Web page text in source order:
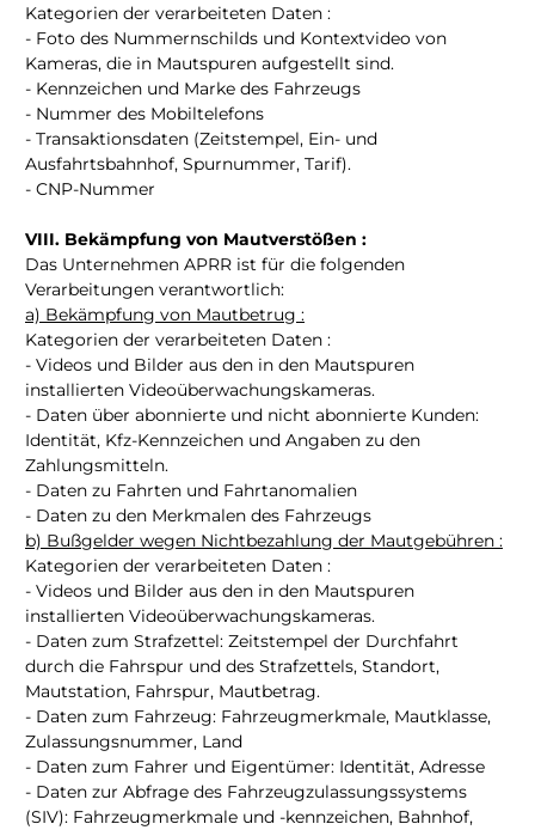
Kategorien der verarbeiteten Daten :
- Foto des Nummernschilds und Kontextvideo von
Kameras, die in Mautspuren aufgestellt sind.
- Kennzeichen und Marke des Fahrzeugs
- Nummer des Mobiltelefons
- Transaktionsdaten (Zeitstempel, Ein- und
Ausfahrtsbahnhof, Spurnummer, Tarif).
- CNP-Nummer
VIII. Bekämpfung von Mautverstößen :
Das Unternehmen APRR ist für die folgenden
Verarbeitungen verantwortlich:
a) Bekämpfung von Mautbetrug :
Kategorien der verarbeiteten Daten :
- Videos und Bilder aus den in den Mautspuren
installierten Videoüberwachungskameras.
- Daten über abonnierte und nicht abonnierte Kunden:
Identität, Kfz-Kennzeichen und Angaben zu den
Zahlungsmitteln.
- Daten zu Fahrten und Fahrtanomalien
- Daten zu den Merkmalen des Fahrzeugs
b) Bußgelder wegen Nichtbezahlung der Mautgebühren :
Kategorien der verarbeiteten Daten :
- Videos und Bilder aus den in den Mautspuren
installierten Videoüberwachungskameras.
- Daten zum Strafzettel: Zeitstempel der Durchfahrt
durch die Fahrspur und des Strafzettels, Standort,
Mautstation, Fahrspur, Mautbetrag.
- Daten zum Fahrzeug: Fahrzeugmerkmale, Mautklasse,
Zulassungsnummer, Land
- Daten zum Fahrer und Eigentümer: Identität, Adresse
- Daten zur Abfrage des Fahrzeugzulassungssystems
(SIV): Fahrzeugmerkmale und -kennzeichen, Bahnhof,